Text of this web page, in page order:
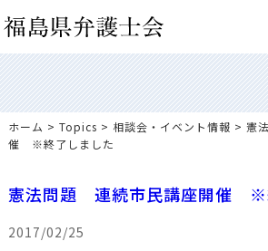
ホーム > Topics > 相談会・イベント情報 > 憲
催 ※終了しました
憲法問題 連続市民講座開催 ※
2017/02/25